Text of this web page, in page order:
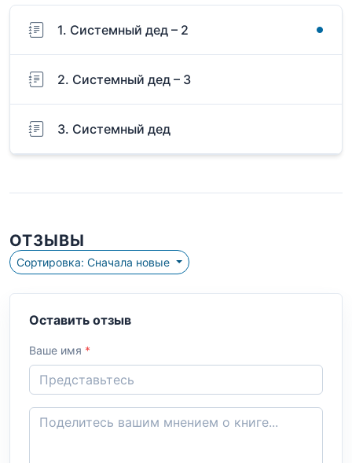
1. Системный дед – 2
2. Системный дед – 3
3. Системный дед
ОТЗЫВЫ
Сортировка: Сначала новые
Оставить отзыв
Ваше имя *